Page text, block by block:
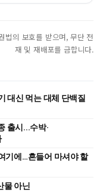
의 보호를 받으며, 무단 전
재 및 재배포를 금합니다.
대신 먹는 대체 단백질
출시...수박·
기에…흔들어 마셔야 할
물 아닌